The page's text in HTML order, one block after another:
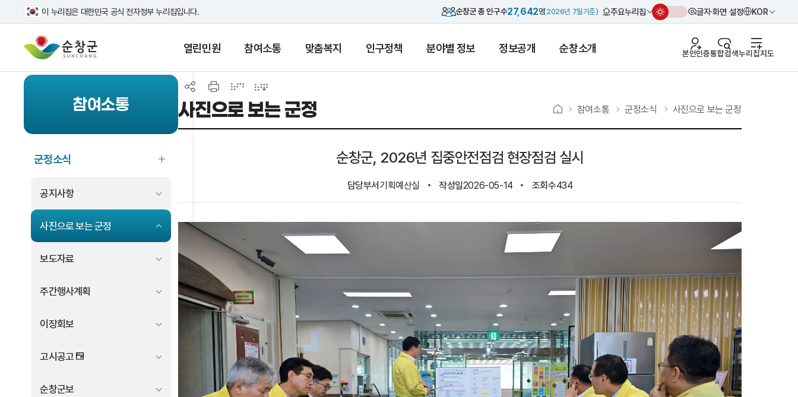
이 누리집은 대한민국 공식 전자정부 누리집입니다. 순창군 총 인구수27,642명2026년 7월기준 주요누리집 글자·화면 설정 KOR
열린민원 참여소통 맞춤복지 인구정책 분야별 정보 정보공개 순창소개 본인인증통합검색누리집지도
참여소통
군정소식
공지사항
사진으로 보는 군정
보도자료
주간행사계획
이장회보
고시공고
순창군보
사진으로 보는 군정 참여소통 군정소식 사진으로 보는 군정
순창군, 2026년 집중안전점검 현장점검 실시
담당부서 기획예산실 작성일2026-05-14 조회수434